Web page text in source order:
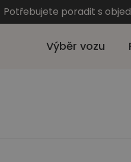
Potřebujete poradit s
Výběr vozu